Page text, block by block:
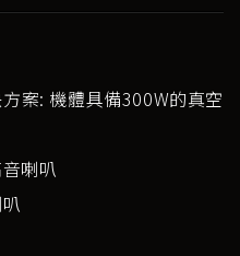
案: 機體具備300W的真空
喇叭